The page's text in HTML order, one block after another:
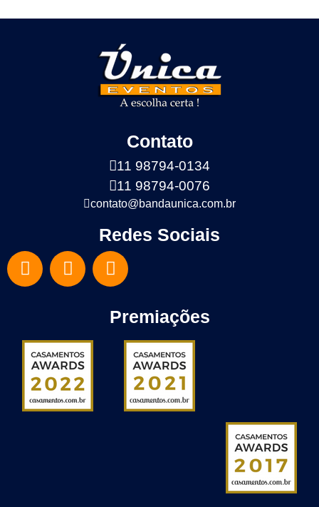
Contato
11 98794-0134
11 98794-0076
contato@bandaunica.com.br
Redes Sociais
Premiações